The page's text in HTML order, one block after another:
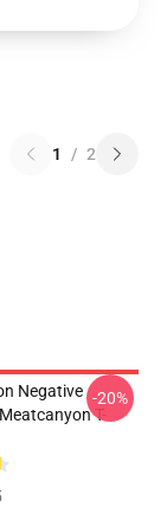
1 / 2
Negative
T-
-20%